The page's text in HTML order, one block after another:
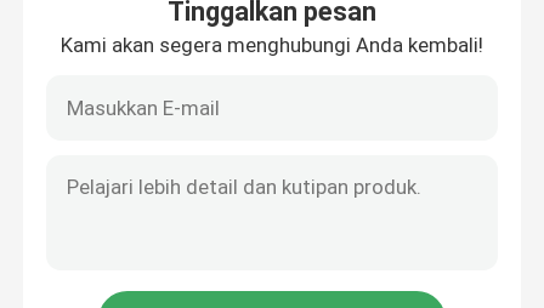
Tinggalkan pesan
Kami akan segera menghubungi Anda kembali!